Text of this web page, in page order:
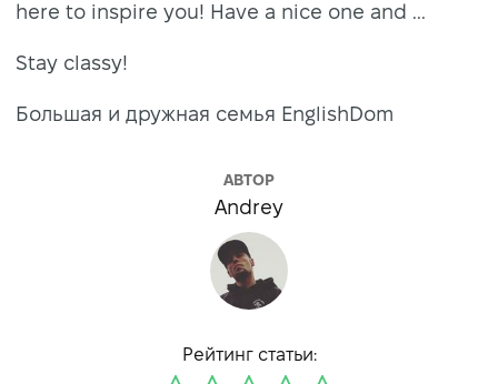
here to inspire you! Have a nice one and ...
Stay classy!
Большая и дружная семья EnglishDom
АВТОР
Andrey
Рейтинг статьи: